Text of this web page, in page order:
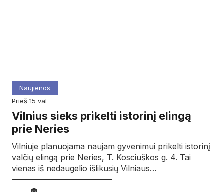
Naujienos
prieš 15 val
Vilnius sieks prikelti istorinį elingą
prie Neries
Vilniuje planuojama naujam gyvenimui prikelti istorinį
valčių elingą prie Neries, T. Kosciuškos g. 4. Tai
vienas iš nedaugelio išlikusių Vilniaus…